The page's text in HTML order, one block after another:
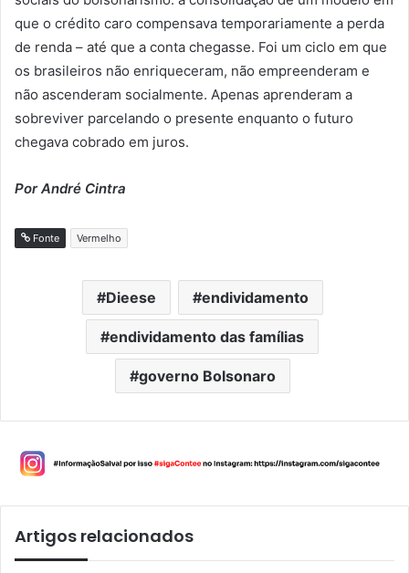
que o crédito caro compensava temporariamente a perda
de renda – até que a conta chegasse. Foi um ciclo em que
os brasileiros não enriqueceram, não empreenderam e
não ascenderam socialmente. Apenas aprenderam a
sobreviver parcelando o presente enquanto o futuro
chegava cobrado em juros.
Por André Cintra
Fonte Vermelho
Dieese endividamento
endividamento das famílias
governo Bolsonaro
Artigos relacionados